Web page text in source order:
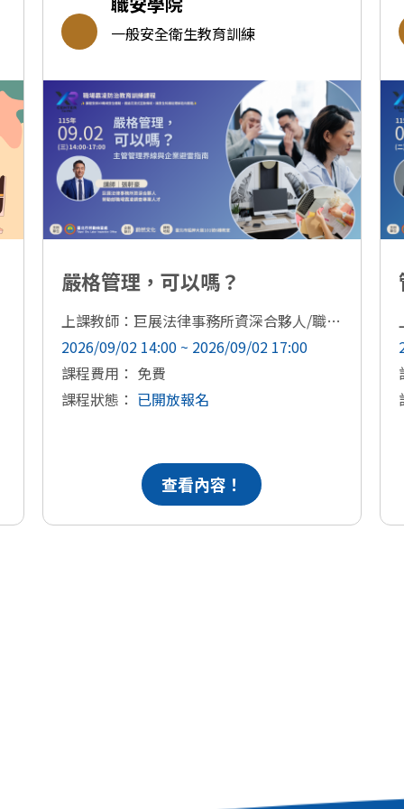
一般安全衛生教育訓練
嚴格管理，可以嗎？
上課教師：巨展法律事務所資深合夥人/職場霸凌調查專業人才 張軒豪
2026/09/02 14:00 ~ 2026/09/02 17:00
課程費用： 免費
課程狀態： 已開放報名
查看內容！